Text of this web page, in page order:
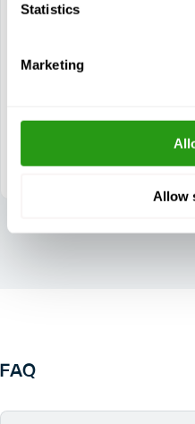
Statistics
Marketing
Allow
Gründe für Drogentests
Gängige Drogenarten und
Verantwortung des
FAQ